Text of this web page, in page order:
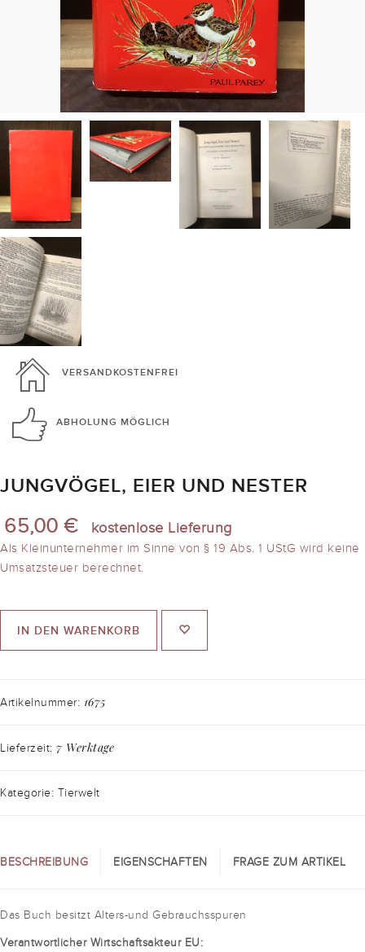
VERSANDKOSTENFREI
ABHOLUNG MÖGLICH
JUNGVÖGEL, EIER UND NESTER
65,00 € kostenlose Lieferung
Als Kleinunternehmer im Sinne von § 19 Abs. 1 UStG wird keine
Umsatzsteuer berechnet.
IN DEN WARENKORB
Artikelnummer: 1675
Lieferzeit: 7 Werktage
Kategorie: Tierwelt
BESCHREIBUNG EIGENSCHAFTEN FRAGE ZUM ARTIKEL
Das Buch besitzt Alters-und Gebrauchsspuren
Verantwortlicher Wirtschaftsakteur EU: